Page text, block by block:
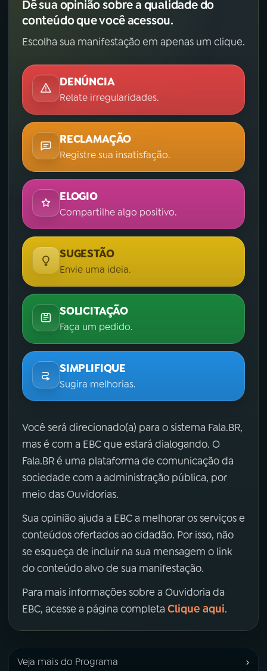
Dê sua opinião sobre a qualidade do
conteúdo que você acessou.
Escolha sua manifestação em apenas um clique.
DENÚNCIA
Relate irregularidades.
RECLAMAÇÃO
Registre sua insatisfação.
ELOGIO
Compartilhe algo positivo.
SUGESTÃO
Envie uma ideia.
SOLICITAÇÃO
Faça um pedido.
SIMPLIFIQUE
Sugira melhorias.
Você será direcionado(a) para o sistema Fala.BR,
mas é com a EBC que estará dialogando. O
Fala.BR é uma plataforma de comunicação da
sociedade com a administração pública, por
meio das Ouvidorias.
Sua opinião ajuda a EBC a melhorar os serviços e
conteúdos ofertados ao cidadão. Por isso, não
se esqueça de incluir na sua mensagem o link
do conteúdo alvo de sua manifestação.
Para mais informações sobre a Ouvidoria da
EBC, acesse a página completa Clique aqui.
Veja mais do Programa ›